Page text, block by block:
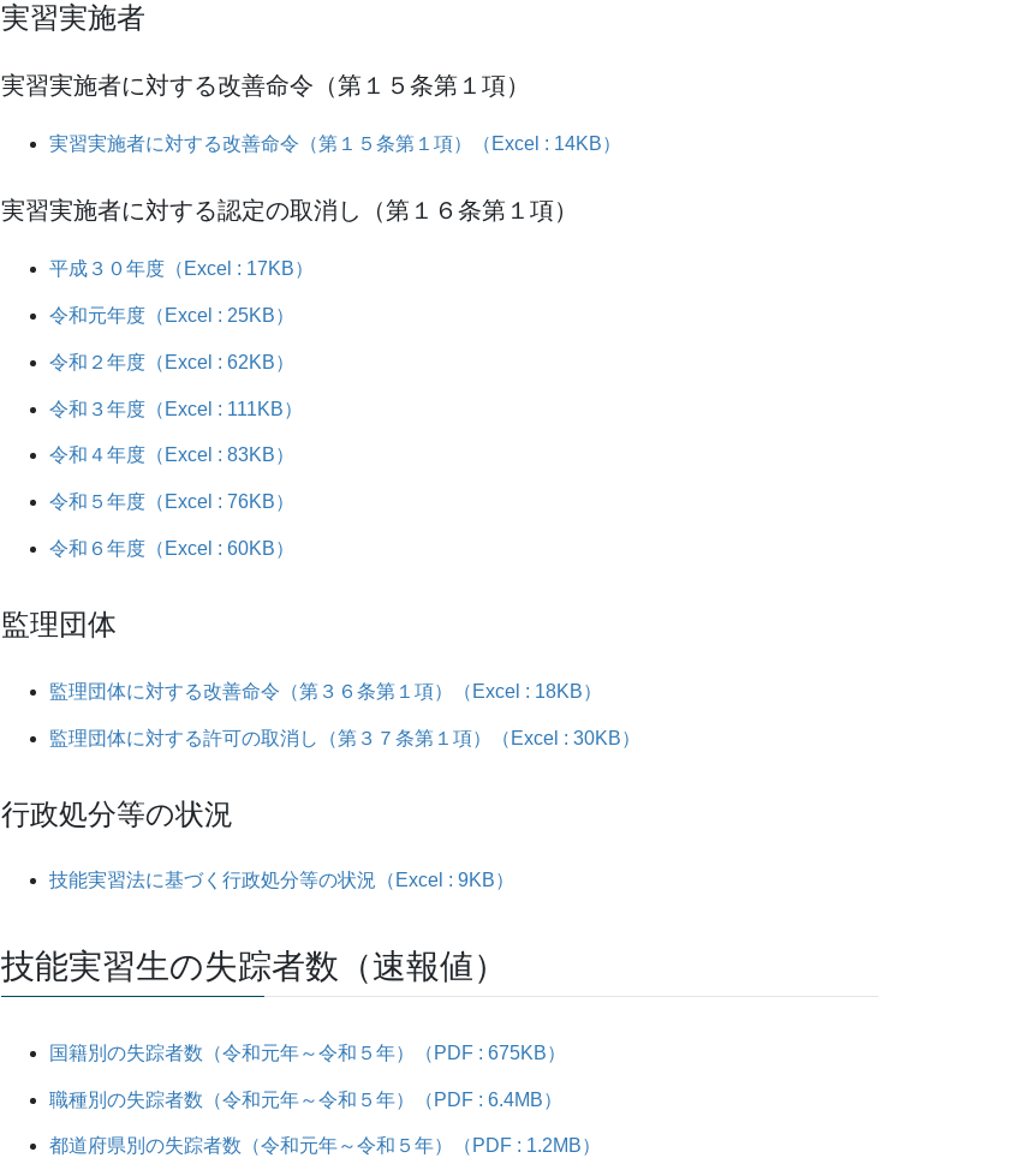
実習実施者
実習実施者に対する改善命令（第１５条第１項）
実習実施者に対する改善命令（第１５条第１項）（Excel : 14KB）
実習実施者に対する認定の取消し（第１６条第１項）
平成３０年度（Excel : 17KB）
令和元年度（Excel : 25KB）
令和２年度（Excel : 62KB）
令和３年度（Excel : 111KB）
令和４年度（Excel : 83KB）
令和５年度（Excel : 76KB）
令和６年度（Excel : 60KB）
監理団体
監理団体に対する改善命令（第３６条第１項）（Excel : 18KB）
監理団体に対する許可の取消し（第３７条第１項）（Excel : 30KB）
行政処分等の状況
技能実習法に基づく行政処分等の状況（Excel : 9KB）
技能実習生の失踪者数（速報値）
国籍別の失踪者数（令和元年～令和５年）（PDF : 675KB）
職種別の失踪者数（令和元年～令和５年）（PDF : 6.4MB）
都道府県別の失踪者数（令和元年～令和５年）（PDF : 1.2MB）